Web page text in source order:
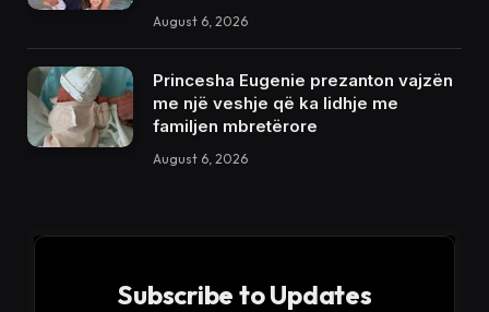
August 6, 2026
Princesha Eugenie prezanton vajzën
me një veshje që ka lidhje me
familjen mbretërore
August 6, 2026
Subscribe to Updates